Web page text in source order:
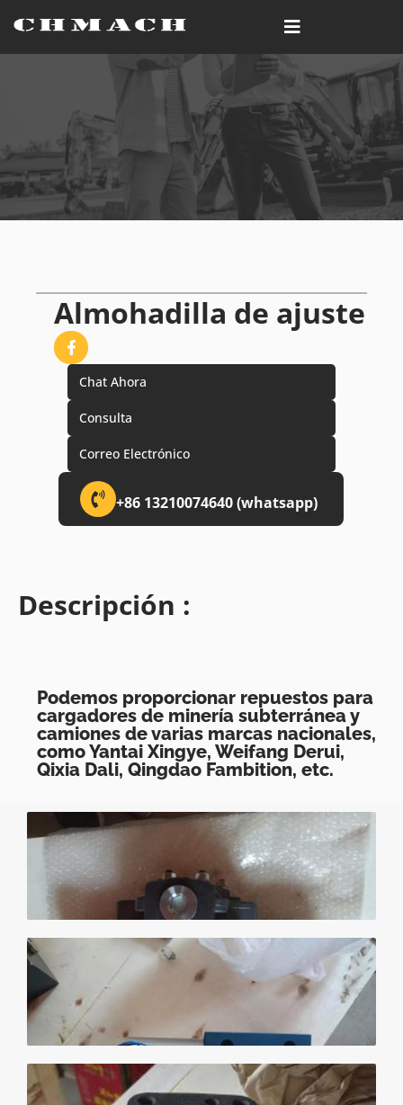
Almohadilla de ajuste
Chat Ahora
Consulta
Correo Electrónico
+86 13210074640 (whatsapp)
Descripción :
Podemos proporcionar repuestos para
cargadores de minería subterránea y
camiones de varias marcas nacionales,
como Yantai Xingye, Weifang Derui,
Qixia Dali, Qingdao Fambition, etc.